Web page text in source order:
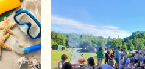
DROGI...":